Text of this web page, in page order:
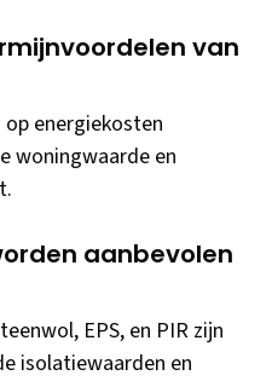
van
energiekosten
woningwaarde en
aanbevolen
EPS, en PIR zijn
isolatiewaarden en